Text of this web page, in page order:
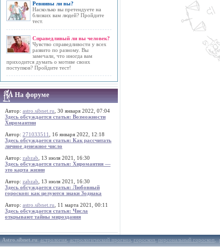
Ревнивы ли вы?
Насколько вы претендуете на
близких вам людей? Пройдите
тест.
Справедливый ли вы человек?
Чувство справедливости у всех
развито по разному. Вы
замечали, что иногда вам
приходится думать о мотиве своих
поступков? Пройдите тест!
На форуме
Автор: astro.sibnet.ru , 30 января 2022, 07:04
Здесь обсуждается статья: Возможности
Хиромантии
Автор: 271033511
, 16 января 2022, 12:18
Здесь обсуждается статья: Как рассчитать
личное денежное число
Автор: zabzab , 13 июля 2021, 16:30
Здесь обсуждается статья: Хиромантия —
это карта жизни
Автор: zabzab , 13 июля 2021, 16:30
Здесь обсуждается статья: Любовный
гороскоп: как целуются знаки Зодиака
Автор: astro.sibnet.ru , 11 марта 2021, 00:11
Здесь обсуждается статья: Числа
открывают тайны мироздания
Astro.sibnet.ru:астрология,астрологический прогноз,гороскоп,персональный гороскоп,